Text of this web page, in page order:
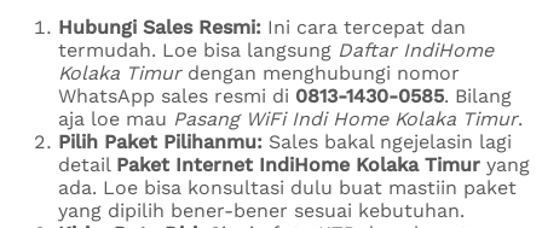
Hubungi Sales Resmi: Ini cara tercepat dan
termudah. Loe bisa langsung Daftar IndiHome
Kolaka Timurdengan menghubungi nomor
WhatsApp sales resmi di 0813-1430-0585. Bilang
aja loe mau Pasang WiFi Indi Home Kolaka Timur.
Pilih Paket Pilihanmu: Sales bakal ngejelasin lagi
detail Paket Internet IndiHome Kolaka Timur yang
ada. Loe bisa konsultasi dulu buat mastiin paket
yang dipilih bener-bener sesuai kebutuhan.